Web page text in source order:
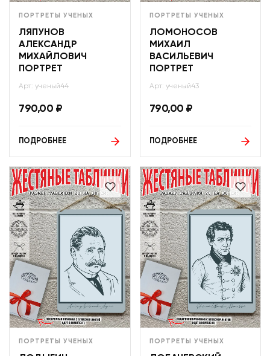
ПОРТРЕТЫ УЧЕНЫХ
ЛЯПУНОВ
АЛЕКСАНДР
МИХАЙЛОВИЧ
ПОРТРЕТ
Арт: ученый44
790,00 ₽
ПОДРОБНЕЕ
ПОРТРЕТЫ УЧЕНЫХ
ЛОМОНОСОВ
МИХАИЛ
ВАСИЛЬЕВИЧ
ПОРТРЕТ
Арт: ученый43
790,00 ₽
ПОДРОБНЕЕ
ПОРТРЕТЫ УЧЕНЫХ ПОРТРЕТЫ УЧЕНЫХ